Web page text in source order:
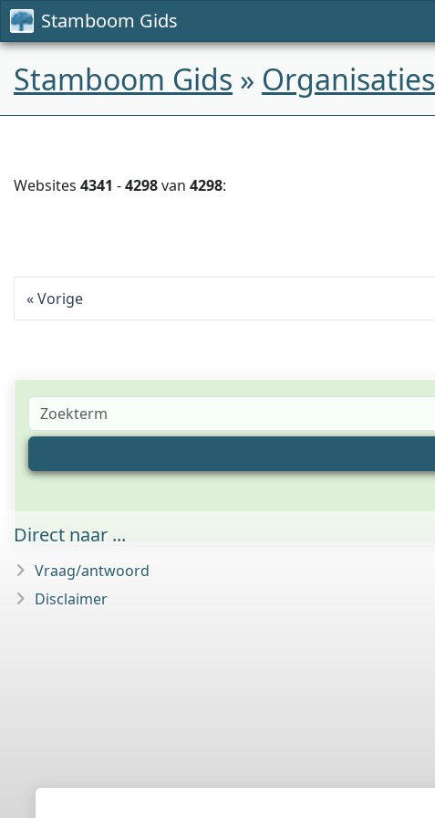
Stamboom Gids
Stamboom Gids » Organisaties
Websites 4341 -4298van 4298:
Vorige
Direct naar ...
Vraag/antwoord
Disclaimer